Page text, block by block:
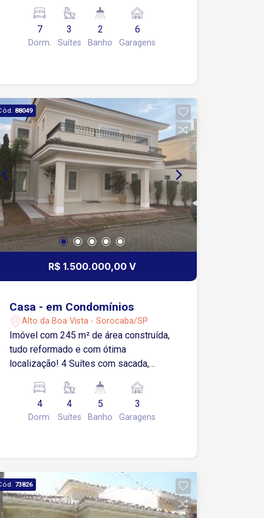
7
Dorm.
3
Suítes
2
Banho
6
Garagens
88049
R$ 1.500.000,00 V
Casa - em Condomínios
Alto da Boa Vista - Sorocaba/SP
Imóvel com 245 m² de área construída,
tudo reformado e com ótima
localização! 4 Suítes com sacada,
ambientes com ar condicionado Lavabo
Cozinha com armários Área de serviço
com armários Lavanderia Quintal Área
sendo 2 cobertas * Dormitórios com
piso tacão e demais cômodos em
porcelanato! Condomínio com: Quadra
4
Dorm.
4
Suítes
5
Banho
3
Garagens
73826